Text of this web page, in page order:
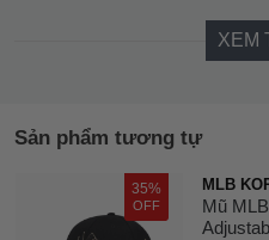
XEM
Sản phẩm tương tự
35%
OFF
MLB
Mũ